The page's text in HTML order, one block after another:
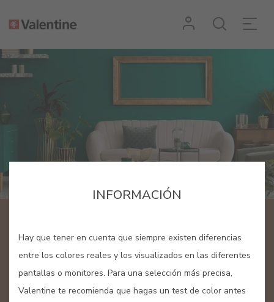
Espacio dedicado al color y la
decoración
INFORMACIÓN
Hay que tener en cuenta que siempre existen diferencias
entre los colores reales y los visualizados en las diferentes
pantallas o monitores. Para una selección más precisa,
Valentine te recomienda que hagas un test de color antes